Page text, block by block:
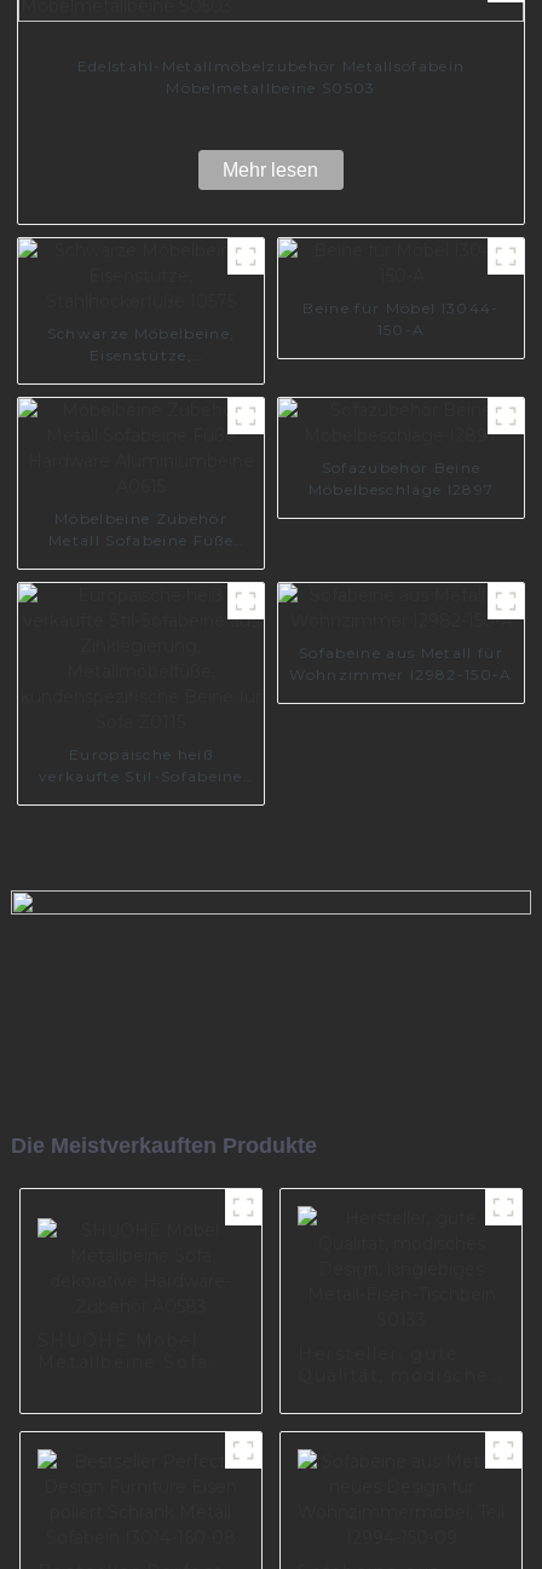
Edelstahl-Metallmöbelzubehör Metallsofabein
Möbelmetallbeine S0503
Mehr lesen
Schwarze Möbelbeine,
Eisenstütze,
Beine für Möbel I3044-
150-A
Möbelbeine Zubehör
Metall Sofabeine Füße
Aluminiumbeine A0615
Sofazubehör Beine
Möbelbeschläge I2897
Europäische heiß
verkaufte Stil-Sofabeine
Sofabeine aus Metall für
Wohnzimmer I2982-150-A
Die Meistverkauften Produkte
A0583
Metall-Eisen-